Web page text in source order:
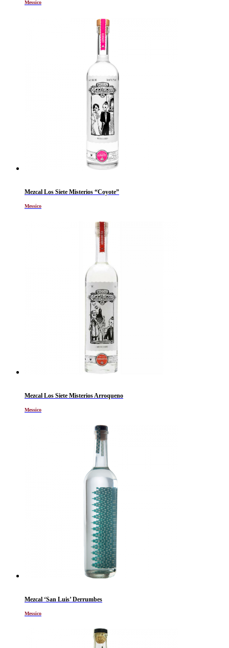
Messico
Mezcal Los Siete Misterios “Coyote”
Messico
Mezcal Los Siete Misterios Arroqueno
Messico
Mezcal ‘San Luis’ Derrumbes
Messico